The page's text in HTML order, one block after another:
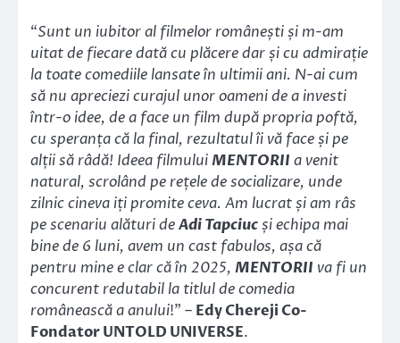
“Sunt un iubitor al filmelor românești și m-am
uitat de fiecare dată cu plăcere dar și cu admirație
la toate comediile lansate în ultimii ani. N-ai cum
să nu apreciezi curajul unor oameni de a investi
într-o idee, de a face un film după propria poftă,
cu speranța că la final, rezultatul îi vă face și pe
alții să râdă! Ideea filmuluiMENTORII a venit
natural, scrolând pe rețele de socializare, unde
zilnic cineva iți promite ceva. Am lucrat și am râs
pe scenariu alături deAdi Tapciucși echipa mai
bine de 6 luni, avem un cast fabulos, așa că
pentru mine e clar că în 2025, MENTORII va fi un
concurent redutabil la titlul de comedia
românească a anului!” – Edy Chereji Co-
Fondator UNTOLD UNIVERSE.